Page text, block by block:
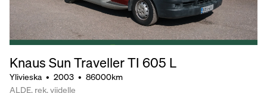
Knaus Sun Traveller TI 605 L
Ylivieska • 2003 • 86000km
ALDE, rek. viidelle